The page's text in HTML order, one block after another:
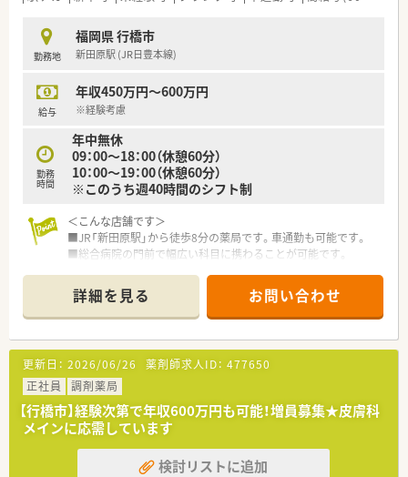
めます。
【法人特徴について】
制が非常に整っているため、急なお休みでも相談しやすい環境で
す。
や多職種連携を通じた地域貢献に強い情熱を持って経営されて
います。
■教育制度としてeラーニングやグループ研修を導入しており、
ブランクがある方や経験が浅い方でも安心して働ける体制があ
【求人情報について】
■正社員として安定した雇用形態での採用となり、これまでのご
経験やスキルを十分に考慮した上で納得のいく給与提示をいた
します。
■車通勤が可能で無料駐車場も完備されているため、天候に左右
されず毎日の通勤をストレスなくスムーズに行うことが可能で
す。
勤務地
福岡県 行橋市
新田原駅 (JR日豊本線)
給与
年収450万円～600万円
※経験考慮
勤務
時間
年中無休
09：00～18：00（休憩60分）
10：00～19：00（休憩60分）
※このうち週40時間のシフト制
＜こんな店舗です＞
■JR「新田原駅」から徒歩8分の薬局です。車通勤も可能です。
■総合病院の門前で幅広い科目に携わることが可能です。
＜こんな企業です＞
■大手チェーン薬局の傘下として、福岡県を中心に40店舗以上
展開しています。
■店舗形態として大型の病院門前、クリニックモール、マンツー
マンとあり幅広くご経験を積んで頂けます。
■薬剤師1名当たりの処方箋の処理枚数は21枚と手厚く配置さ
れています。
■2020年〜2022年にかけては中途採用を行っておらず定着率も
高い会社です。
■かかりつけやフォローアップといった対人業務に力を入れて
おり、実績についてはしっかり評価に反映される仕組みです！
詳細を見る お問い合わせ
更新日： 2026/06/26 薬剤師求人ID： 477650
正社員
調剤薬局
【行橋市】経験次第で年収600万円も可能！増員募集★皮膚科
メインに応需しています
検討リストに追加